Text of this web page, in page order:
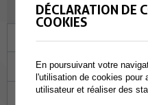
01 02
08 09
DÉCLARATION DE
COOKIES
En poursuivant votre
l'utilisation de cookies pour
utilisateur et réaliser des